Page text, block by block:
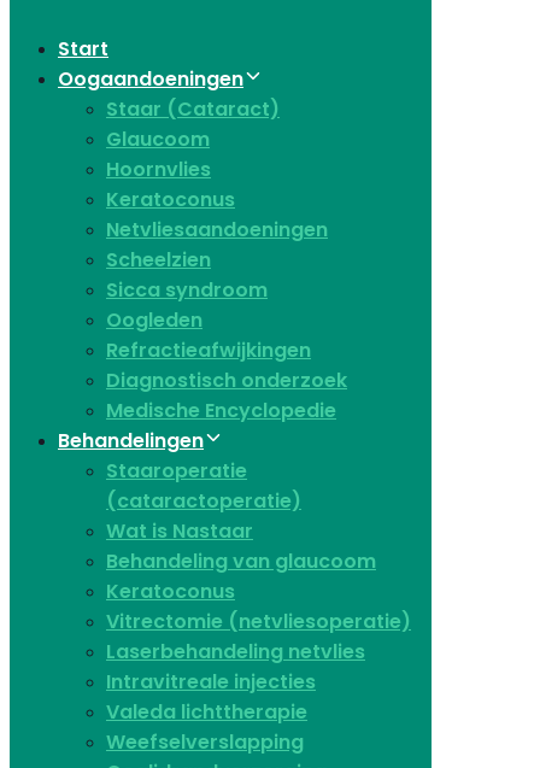
Start
Oogaandoeningen
Staar (Cataract)
Glaucoom
Hoornvlies
Keratoconus
Netvliesaandoeningen
Scheelzien
Sicca syndroom
Oogleden
Refractieafwijkingen
Diagnostisch onderzoek
Medische Encyclopedie
Behandelingen
Staaroperatie
(cataractoperatie)
Wat is Nastaar
Behandeling van glaucoom
Keratoconus​
Vitrectomie (netvliesoperatie)
Laserbehandeling netvlies
Intravitreale injecties
Valeda lichttherapie
Weefselverslapping